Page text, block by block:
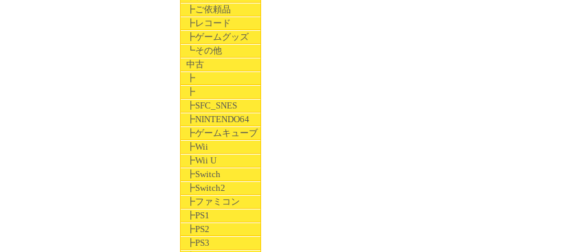
┣ご依頼品
┣レコード
┣ゲームグッズ
┗その他
中古
┣
┣
┣SFC_SNES
┣NINTENDO64
┣ゲームキューブ
┣Wii
┣Wii U
┣Switch
┣Switch2
┣ファミコン
┣PS1
┣PS2
┣PS3